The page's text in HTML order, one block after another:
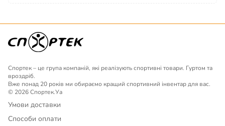
Спортек – це група компаній, які реалізують спортивні товари. Гуртом та
вроздріб.
Вже понад 20 років ми обираємо кращий спортивний інвентар для вас.
© 2026 Спортек.Уа
Умови доставки
Способи оплати